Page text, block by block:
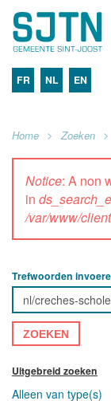
FR NL EN
Home Zoeken
Notice: A non
in
/var/www/
Trefwoorden
ZOEKEN
Uitgebreid zoeken
Alleen van type(s)